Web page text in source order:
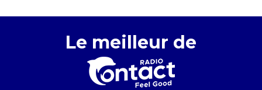
Le meilleur de